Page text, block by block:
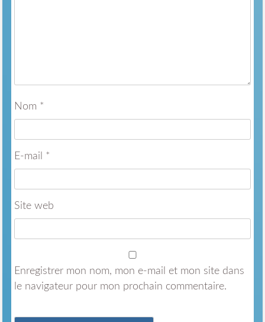
Nom *
E-mail *
Site web
Enregistrer mon nom, mon e-mail et mon site dans
le navigateur pour mon prochain commentaire.